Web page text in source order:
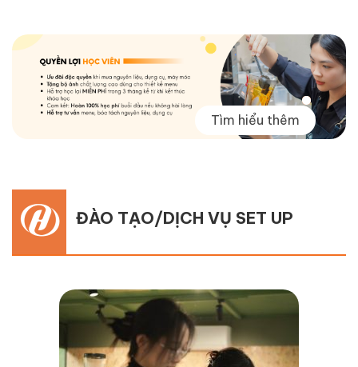
Tìm hiểu thêm
ĐÀO TẠO/DỊCH VỤ SET UP